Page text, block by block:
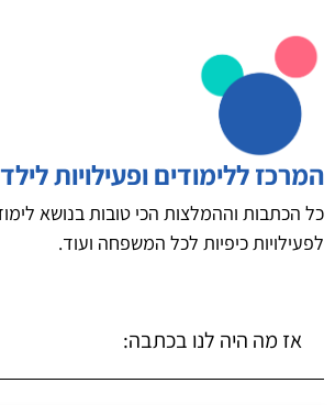
המרכז ללימודים ופעילויות
כל הכתבות וההמלצות הכי טובות בנושא
לפעילויות כיפיות לכל המשפחה ועוד.
אז מה היה לנו בכתבה: